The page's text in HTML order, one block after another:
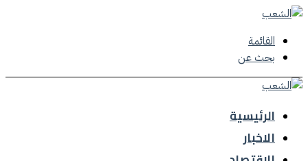
القائمة
بحث عن
الرئيسية
الاخبار